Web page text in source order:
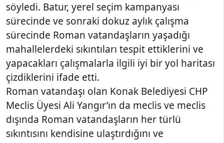
söyledi. Batur, yerel seçim kampanyası
sürecinde ve sonraki dokuz aylık çalışma
sürecinde Roman vatandaşların yaşadığı
mahallelerdeki sıkıntıları tespit ettiklerini ve
yapacakları çalışmalarla ilgili iyi bir yol haritası
çizdiklerini ifade etti.
Roman vatandaşı olan Konak Belediyesi CHP
Meclis Üyesi Ali Yangır’ın da meclis ve meclis
dışında Roman vatandaşların her türlü
sıkıntısını kendisine ulaştırdığını ve